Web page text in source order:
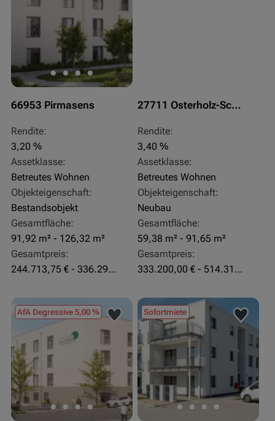
66953 Pirmasens
Rendite:
3,20 %
Assetklasse:
Betreutes Wohnen
Objekteigenschaft:
Bestandsobjekt
Gesamtfläche:
91,92 m² - 126,32 m²
Gesamtpreis:
244.713,75 € - 336.292 €
27711 Osterholz-Scharmbeck
Rendite:
3,40 %
Assetklasse:
Betreutes Wohnen
Objekteigenschaft:
Neubau
Gesamtfläche:
59,38 m² - 91,65 m²
Gesamtpreis:
333.200,00 € - 514.310,00 €
AfA Degressive 5,00 % Sofortmiete